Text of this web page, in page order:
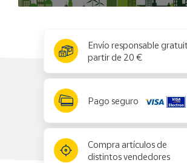
Envío responsable
partir de 20 €
Pago seguro
Compra artículos de
distintos vendedores